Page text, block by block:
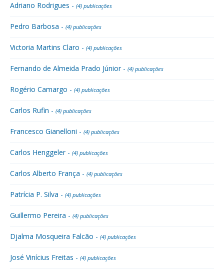
Adriano Rodrigues - (4) publicações
Pedro Barbosa - (4) publicações
Victoria Martins Claro - (4) publicações
Fernando de Almeida Prado Júnior - (4) publicações
Rogério Camargo - (4) publicações
Carlos Rufin - (4) publicações
Francesco Gianelloni - (4) publicações
Carlos Henggeler - (4) publicações
Carlos Alberto França - (4) publicações
Patrícia P. Silva - (4) publicações
Guillermo Pereira - (4) publicações
Djalma Mosqueira Falcão - (4) publicações
José Vinícius Freitas - (4) publicações